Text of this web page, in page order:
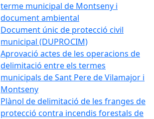
terme municipal de Montseny i
document ambiental
Document únic de protecció civil
municipal (DUPROCIM)
Aprovació actes de les operacions de
delimitació entre els termes
municipals de Sant Pere de Vilamajor i
Montseny
Plànol de delimitació de les franges de
protecció contra incendis forestals de